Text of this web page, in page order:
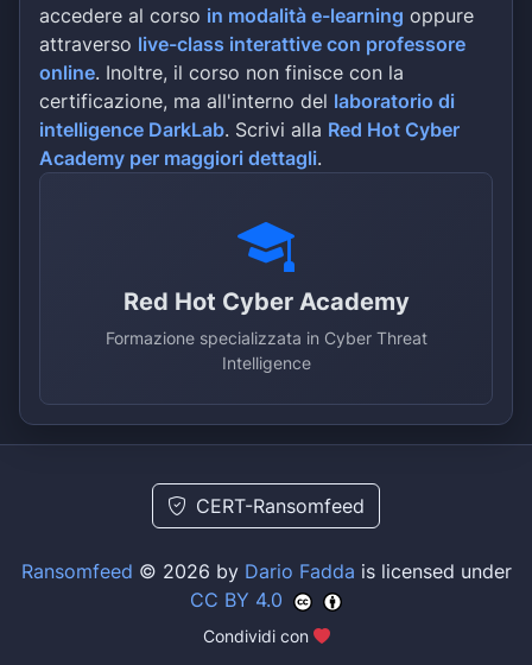
accedere al corso in modalità e-learning oppure
attraverso live-class interattive con professore
online. Inoltre, il corso non finisce con la
certificazione, ma all'interno del laboratorio di
intelligence DarkLab. Scrivi alla Red Hot Cyber
Academy per maggiori dettagli.
Red Hot Cyber Academy
Formazione specializzata in Cyber Threat
Intelligence
CERT-Ransomfeed
Ransomfeed © 2026 by Dario Fadda is licensed under
CC BY 4.0
Condividi con